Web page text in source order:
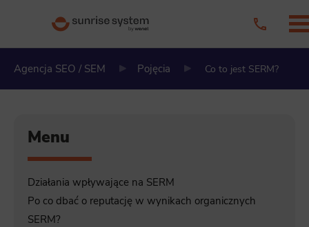
Agencja SEO / SEM Pojęcia Co to jest SERM?
Menu
Działania wpływające na SERM
Po co dbać o reputację w wynikach organicznych
SERM?